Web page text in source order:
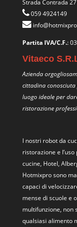
Strada Contrada
059 4924149
Partita IVA/C.F.:
Vitaeco
Azienda
cittadina
luogo ideale per
ristorazione
I nostri robot da
ristorazione e
cucine, Hotel,
Hotmixpro sono
capaci di
mense di scuole e
multifunzione, non
qualsiasi alimento